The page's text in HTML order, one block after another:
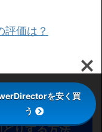
評価は？
りする方法
を安く買
う